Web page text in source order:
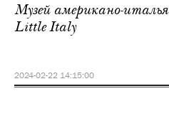
Музей американо-
Little Italy
2024-02-22 14:15:00